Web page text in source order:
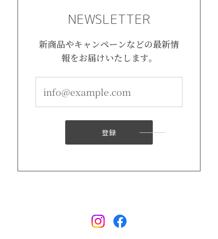
NEWSLETTER
新商品やキャンペーンなどの最新情
報をお届けいたします。
登録